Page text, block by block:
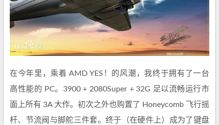
在今年里，乘着 AMD YES！的风潮，我终于拥有了一台
高性能的 PC。3900 + 2080Super + 32G 足以流畅运行市
面上所有 3A 大作。初次之外也购置了 Honeycomb 飞行摇
杆、节流阀与脚舵三件套。终于（在硬件上）成为了键盘